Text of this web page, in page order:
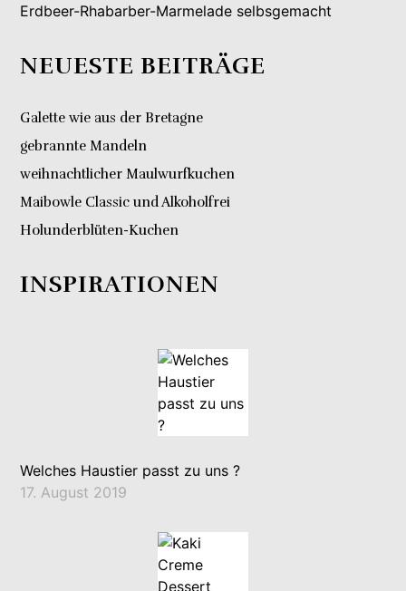
Erdbeer-Rhabarber-Marmelade selbsgemacht
NEUESTE BEITRÄGE
Galette wie aus der Bretagne
gebrannte Mandeln
weihnachtlicher Maulwurfkuchen
Maibowle Classic und Alkoholfrei
Holunderblüten-Kuchen
INSPIRATIONEN
Welches Haustier passt zu uns ?
17. August 2019